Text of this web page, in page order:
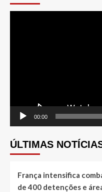
00:00
ÚLTIMAS
França intensifica
de 400 detenções e